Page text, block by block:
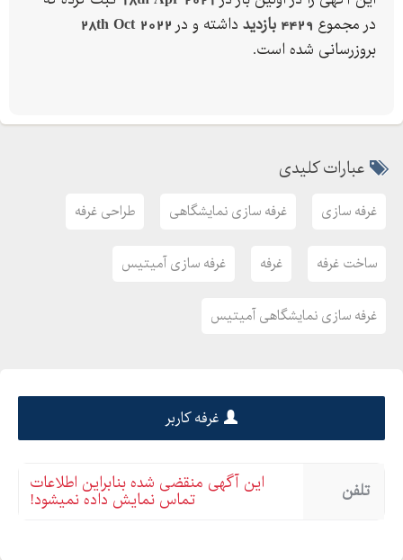
در مجموع 4429 بازدید داشته و در 28th Oct 2022
بروزرسانی شده است.
عبارات کلیدی
غرفه سازی غرفه سازی نمایشگاهی طراحی غرفه
ساخت غرفه غرفه غرفه سازی آمیتیس
غرفه سازی نمایشگاهی آمیتیس
غرفه کاربر
تلفن این آگهی منقضی شده بنابراین اطلاعات
تماس نمایش داده نمیشود!